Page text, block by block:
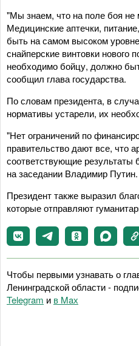
"Мы знаем, что на поле боя
Медицинские аптечки,
быть на самом высоком
снайперские винтовки нового
необходимо бойцу, должно
сообщил глава государства.
По словам президента, в
нормативы устарели, их
"Нет ограничений по
правительство дают все, что
соответствующие результаты
на заседании Владимир Путин.
Президент также выразил
которые отправляют
Чтобы первыми узнавать о
Ленинградской области -
Telegram и в Maх